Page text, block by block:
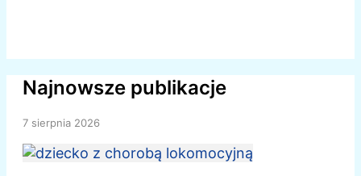
Najnowsze publikacje
7 sierpnia 2026